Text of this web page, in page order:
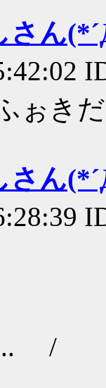
さん
ぉき
さん
/